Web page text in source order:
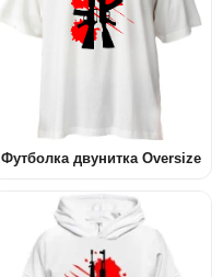
Футболка двунитка Oversize